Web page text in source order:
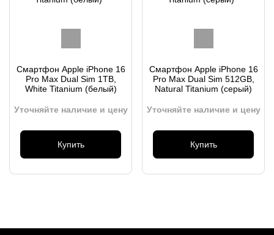
Смартфон Apple iPhone 16
Pro Max Dual Sim 1TB,
White Titanium (белый)
Уточняйте наличие и цену
Купить
Смартфон Apple iPhone 16
Pro Max Dual Sim 512GB,
Natural Titanium (серый)
Уточняйте наличие и цену
Купить